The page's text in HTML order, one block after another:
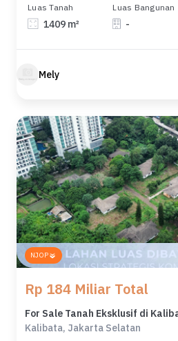
Luas Tanah
1409 m²
Luas Bangunan
-
Mely
NJOP
Rp 184 Miliar Total
Kalibata, Jakarta Selatan